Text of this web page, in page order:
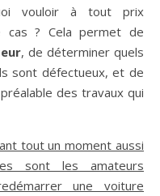
vouloir à tout prix
cas ? Cela permet de
, de déterminer quels
sont défectueux, et de
des travaux qui
tout un moment aussi
sont les amateurs
une voiture